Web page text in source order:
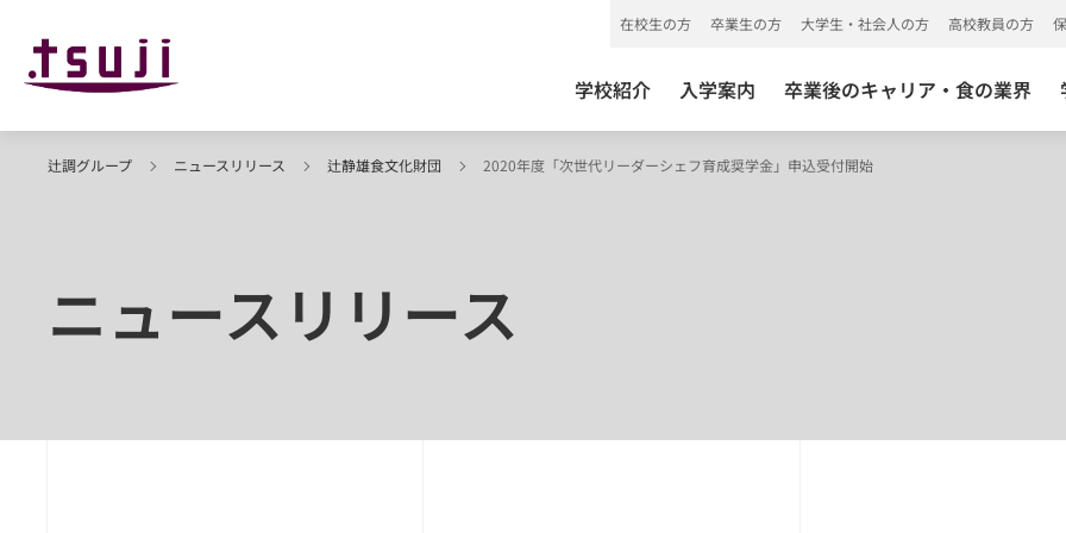
学校紹介 入学案内 卒業後のキャリア・食の業界
在校生の方 卒業生の方 大学生・社会人の方 高校教員の方
辻調グループ ニュースリリース 辻静雄食文化財団 2020年度「次世代リーダーシェフ育成奨学金」申込受付開始
ニュースリリース